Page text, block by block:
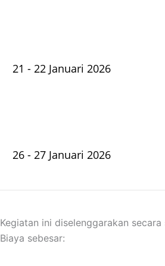
21 - 22 Januari 2026
26 - 27 Januari 2026
Kegiatan ini diselenggarakan
Biaya sebesar: